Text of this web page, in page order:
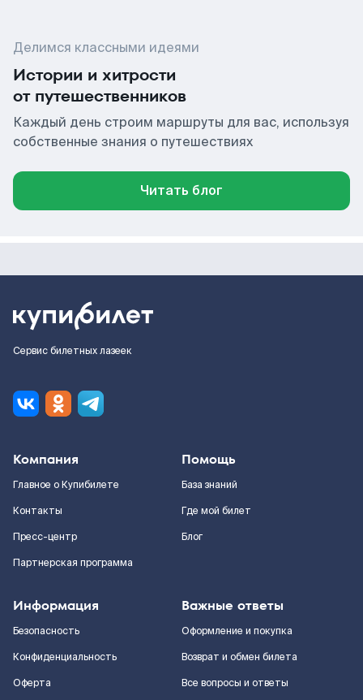
Делимся классными идеями
Истории и хитрости
от путешественников
Каждый день строим маршруты для вас, используя
собственные знания о путешествиях
Читать блог
Сервис билетных лазеек
Компания
Главное о Купибилете
Контакты
Пресс-центр
Партнерская программа
Помощь
База знаний
Где мой билет
Блог
Информация
Безопасность
Конфиденциальность
Оферта
Важные ответы
Оформление и покупка
Возврат и обмен билета
Все вопросы и ответы